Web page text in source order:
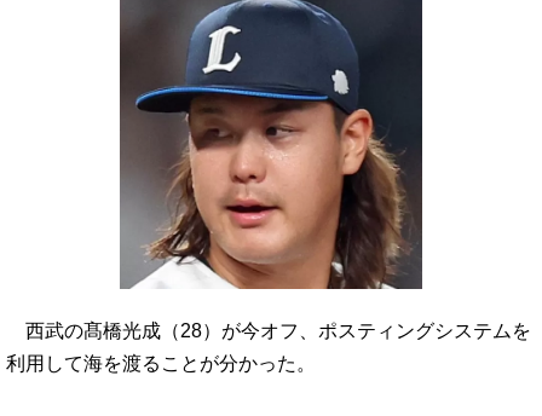
西武の髙橋光成（28）が今オフ、ポスティングシステムを
利用して海を渡ることが分かった。